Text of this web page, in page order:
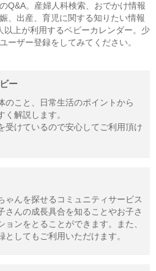
Q&A。産婦人科検索、おでかけ情報
、出産、育児に関する知りたい情報
以上が利用するベビーカレンダー。少
ーザー登録をしてみてください。
ー
のこと、日常生活のポイントから
く解説します。
受けているので安心してご利用頂け
ゃんを探せるコミュニティサービス
さんの成長具合を知ることやお子さ
ョンをとることができます。また、
してもご利用いただけます。